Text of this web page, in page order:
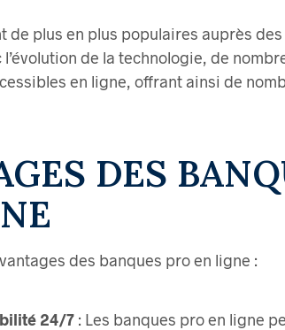
de plus en plus populaires auprès
de la technologie, de
en ligne, offrant ainsi de
DES
des banques pro en ligne :
24/7 : Les banques pro en ligne